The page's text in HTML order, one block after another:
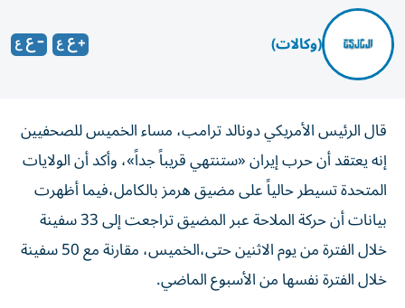
(وكالات)
قال الرئيس الأمريكي ‌دونالد ترامب، مساء الخميس للصحفيين
إنه يعتقد ​أن حرب إيران «ستنتهي قريباً جداً»، وأكد أن الولايات
المتحدة تسيطر حالياً على مضيق هرمز بالكامل،فيما أظهرت
بيانات أن حركة الملاحة عبر المضيق تراجعت إلى 33 سفينة
خلال الفترة من يوم الاثنين حتى،الخميس، مقارنة مع 50 سفينة
خلال الفترة نفسها من الأسبوع الماضي.